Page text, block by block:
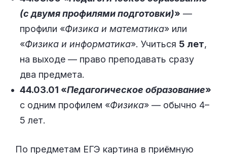
(с двумя профилями подготовки)» —
профили «Физика и математика» или
«Физика и информатика». Учиться 5 лет,
на выходе — право преподавать сразу
два предмета.
44.03.01 «Педагогическое образование»
с одним профилем «Физика» — обычно 4–
5 лет.
По предметам ЕГЭ картина в приёмную